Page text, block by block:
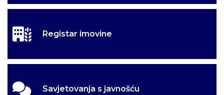
Registar imovine
Savjetovanja s javnošću